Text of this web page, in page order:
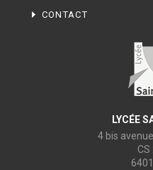
CONTACT
LYCÉE
4 bis